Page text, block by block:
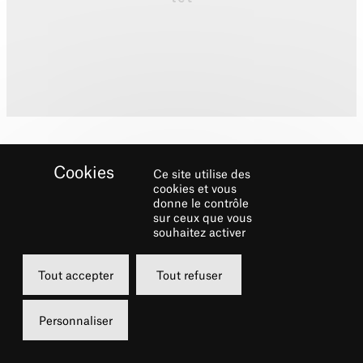
Centre Chorégraphique National, le Ballet
Preljocaj est installé à Aix-en-Provence
depuis 1996. Constit
permanents, il donne plus de 110
Ce site utilise des
cookies et vous
donne le contrôle
sur ceux que vous
souhaitez activer
Tout accepter Tout refuser
Personnaliser